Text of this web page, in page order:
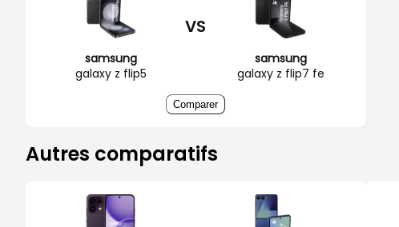
samsung
galaxy z flip5
VS
samsung
galaxy z flip7 fe
Comparer
Autres comparatifs